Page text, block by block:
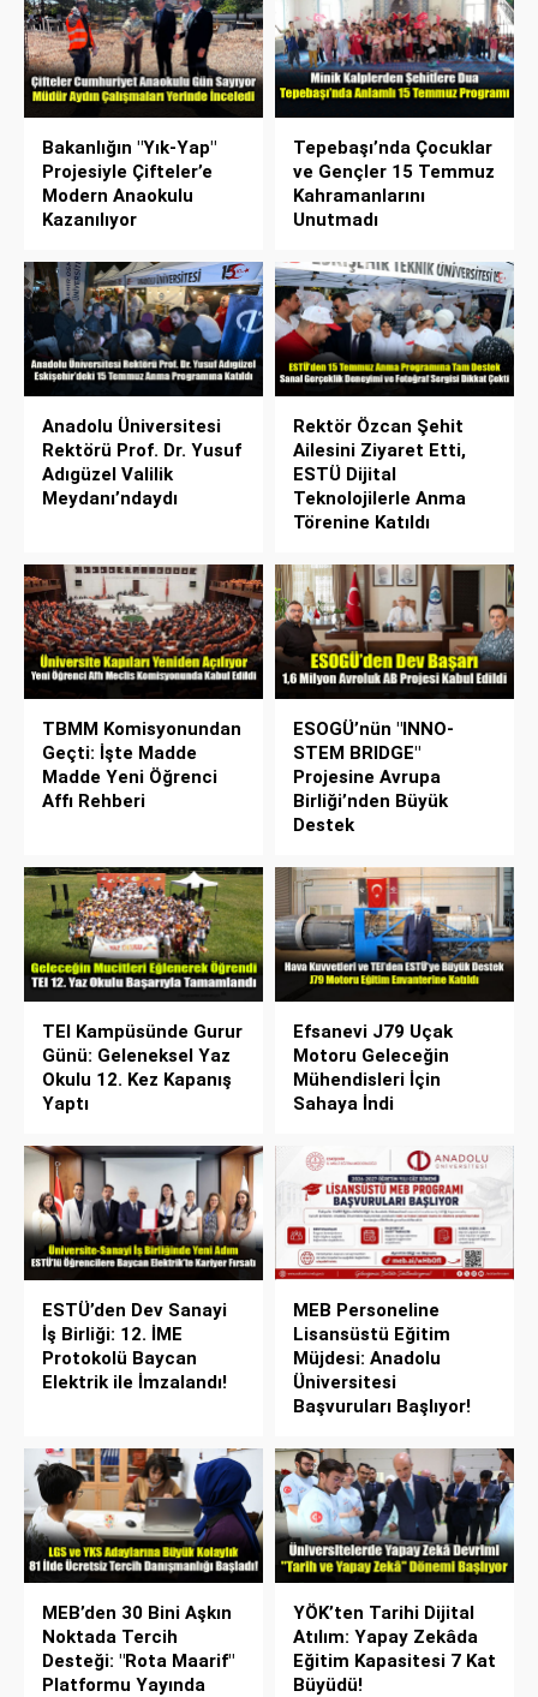
Bakanlığın "Yık-Yap"
Projesiyle Çifteler’e
Modern Anaokulu
Kazanılıyor
Tepebaşı’nda Çocuklar
ve Gençler 15 Temmuz
Kahramanlarını
Unutmadı
Anadolu Üniversitesi
Rektörü Prof. Dr. Yusuf
Adıgüzel Valilik
Meydanı’ndaydı
Rektör Özcan Şehit
Ailesini Ziyaret Etti,
ESTÜ Dijital
Teknolojilerle Anma
Törenine Katıldı
TBMM Komisyonundan
Geçti: İşte Madde
Madde Yeni Öğrenci
Affı Rehberi
ESOGÜ’nün "INNO-
STEM BRIDGE"
Projesine Avrupa
Birliği’nden Büyük
Destek
TEI Kampüsünde Gurur
Günü: Geleneksel Yaz
Okulu 12. Kez Kapanış
Yaptı
Efsanevi J79 Uçak
Motoru Geleceğin
Mühendisleri İçin
Sahaya İndi
ESTÜ’den Dev Sanayi
İş Birliği: 12. İME
Protokolü Baycan
Elektrik ile İmzalandı!
MEB Personeline
Lisansüstü Eğitim
Müjdesi: Anadolu
Üniversitesi
Başvuruları Başlıyor!
MEB’den 30 Bini Aşkın
Noktada Tercih
Desteği: "Rota Maarif"
Platformu Yayında
YÖK’ten Tarihi Dijital
Atılım: Yapay Zekâda
Eğitim Kapasitesi 7 Kat
Büyüdü!